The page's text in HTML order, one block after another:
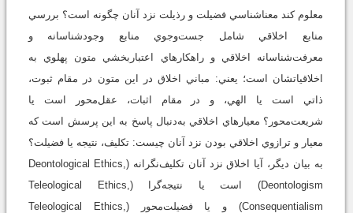
معلوم کند معنا‌شناسي فضيلت و رذيلت نزد آنان چگونه است؟ بررسي
منابع اخلاقي شامل جست‌وجوي منابع وجودشناسانه و
معرفت‌شناسانه اخلاقي و راهکارهاي اعتباربخشي متون پهلوي به
اخلاقياتشان است؛ يعني: مباني اخلاق در اين متون در مقام ثبوت،
ذاتي است يا الهي، و در مقام اثبات، عقل‌محور است يا
شريعت‌محور؟ معيار‌هاي اخلاقي به‌دنبال پاسخ به اين پرسش است که
معيار و ترازوي اخلاقي بودن نزد آنان چيست: تکليف، نتيجه يا فضيلت؟
به بيان ديگر، آيا اخلاق نزد آنان تکليف‌نگرانه (Deontological Ethics,
Deontologism) است يا نتيجه‌گرا (Teleological Ethics,
Consequentialism) و يا فضيلت‌محور (Teleological Ethics,